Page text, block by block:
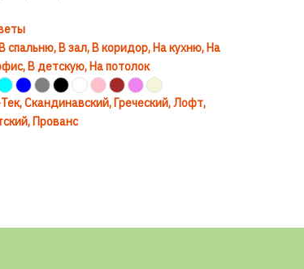
В спальню В зал В коридор На кухню На
В детскую На потолок
Скандинавский Греческий Лофт
Прованс